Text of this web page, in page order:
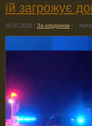
їй загрожує
20.07.2026 | За кордоном |